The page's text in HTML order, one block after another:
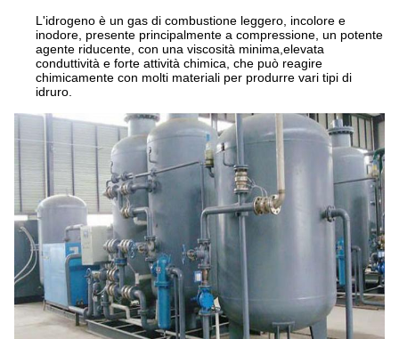
L'idrogeno è un gas di combustione leggero, incolore e
inodore, presente principalmente a compressione, un potente
agente riducente, con una viscosità minima,elevata
conduttività e forte attività chimica, che può reagire
chimicamente con molti materiali per produrre vari tipi di
idruro.